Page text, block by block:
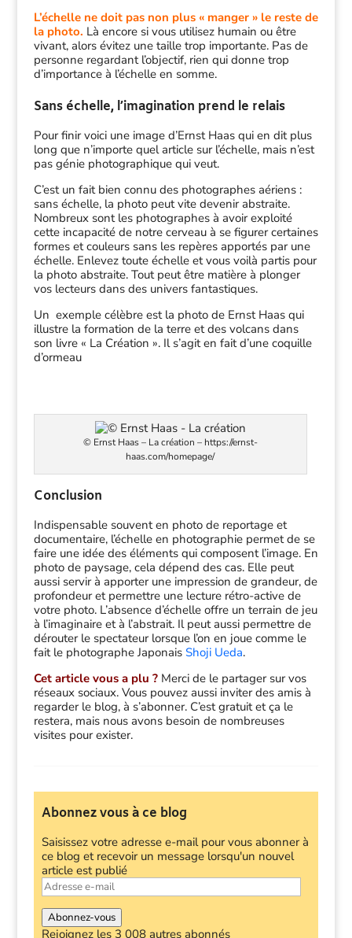
L’échelle ne doit pas non plus « manger » le reste de
la photo. Là encore si vous utilisez humain ou être
vivant, alors évitez une taille trop importante. Pas de
personne regardant l’objectif, rien qui donne trop
d’importance à l’échelle en somme.
Sans échelle, l’imagination prend le relais
Pour finir voici une image d’Ernst Haas qui en dit plus
long que n’importe quel article sur l’échelle, mais n’est
pas génie photographique qui veut.
C’est un fait bien connu des photographes aériens :
sans échelle, la photo peut vite devenir abstraite.
Nombreux sont les photographes à avoir exploité
cette incapacité de notre cerveau à se figurer certaines
formes et couleurs sans les repères apportés par une
échelle. Enlevez toute échelle et vous voilà partis pour
la photo abstraite. Tout peut être matière à plonger
vos lecteurs dans des univers fantastiques.
Un exemple célèbre est la photo de Ernst Haas qui
illustre la formation de la terre et des volcans dans
son livre « La Création ». Il s’agit en fait d’une coquille
d’ormeau
© Ernst Haas – La création – https://ernst-
haas.com/homepage/
Conclusion
Indispensable souvent en photo de reportage et
documentaire, l’échelle en photographie permet de se
faire une idée des éléments qui composent l’image. En
photo de paysage, cela dépend des cas. Elle peut
aussi servir à apporter une impression de grandeur, de
profondeur et permettre une lecture rétro-active de
votre photo. L’absence d’échelle offre un terrain de jeu
à l’imaginaire et à l’abstrait. Il peut aussi permettre de
dérouter le spectateur lorsque l’on en joue comme le
fait le photographe Japonais Shoji Ueda.
Cet article vous a plu ? Merci de le partager sur vos
réseaux sociaux. Vous pouvez aussi inviter des amis à
regarder le blog, à s’abonner. C’est gratuit et ça le
restera, mais nous avons besoin de nombreuses
visites pour exister.
Abonnez vous à ce blog
Saisissez votre adresse e-mail pour vous abonner à
ce blog et recevoir un message lorsqu'un nouvel
article est publié
Adresse
e-
mail
Abonnez-vous
Rejoignez les 3 008 autres abonnés